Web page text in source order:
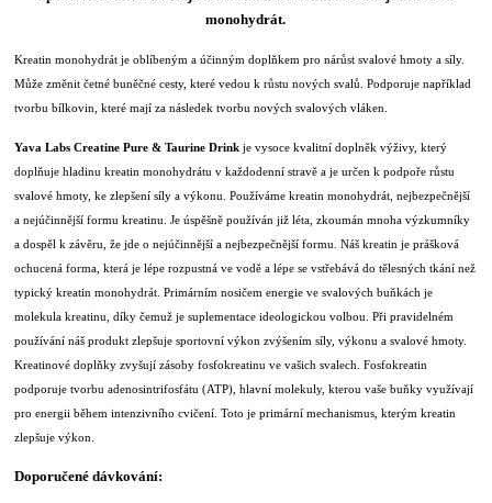
monohydrát.
Kreatin monohydrát je oblíbeným a účinným doplňkem pro nárůst svalové hmoty a síly.
Může změnit četné buněčné cesty, které vedou k růstu nových svalů. Podporuje například
tvorbu bílkovin, které mají za následek tvorbu nových svalových vláken.
Yava Labs Creatine Pure & Taurine Drink je vysoce kvalitní doplněk výživy, který
doplňuje hladinu kreatin monohydrátu v každodenní stravě a je určen k podpoře růstu
svalové hmoty, ke zlepšení síly a výkonu. Používáme kreatin monohydrát, nejbezpečnější
a nejúčinnější formu kreatinu. Je úspěšně používán již léta, zkoumán mnoha výzkumníky
a dospěl k závěru, že jde o nejúčinnější a nejbezpečnější formu. Náš kreatin je prášková
ochucená forma, která je lépe rozpustná ve vodě a lépe se vstřebává do tělesných tkání než
typický kreatin monohydrát. Primárním nosičem energie ve svalových buňkách je
molekula kreatinu, díky čemuž je suplementace ideologickou volbou. Při pravidelném
používání náš produkt zlepšuje sportovní výkon zvýšením síly, výkonu a svalové hmoty.
Kreatinové doplňky zvyšují zásoby fosfokreatinu ve vašich svalech. Fosfokreatin
podporuje tvorbu adenosintrifosfátu (ATP), hlavní molekuly, kterou vaše buňky využívají
pro energii během intenzivního cvičení. Toto je primární mechanismus, kterým kreatin
zlepšuje výkon.
Doporučené dávkování: